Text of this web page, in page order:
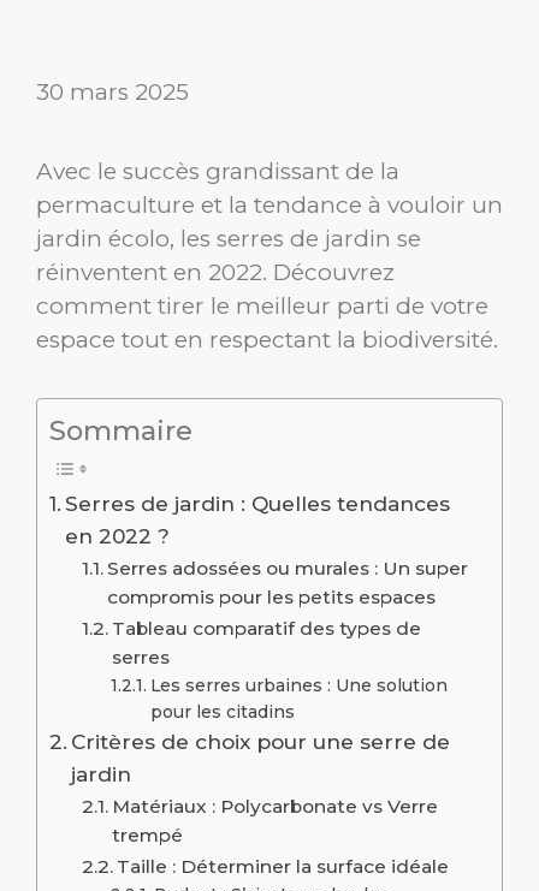
30 mars 2025
Avec le succès grandissant de la
permaculture et la tendance à vouloir un
jardin écolo, les serres de jardin se
réinventent en 2022. Découvrez
comment tirer le meilleur parti de votre
espace tout en respectant la biodiversité.
Sommaire
Serres de jardin : Quelles tendances
en 2022 ?
Serres adossées ou murales : Un super
compromis pour les petits espaces
Tableau comparatif des types de
serres
Les serres urbaines : Une solution
pour les citadins
Critères de choix pour une serre de
jardin
Matériaux : Polycarbonate vs Verre
trempé
Taille : Déterminer la surface idéale